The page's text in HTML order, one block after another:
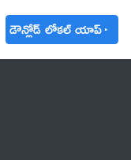
డౌన్లోడ్ లోకల్ యాప్